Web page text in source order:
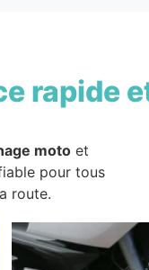
rapide
motoet
pour tous
route.